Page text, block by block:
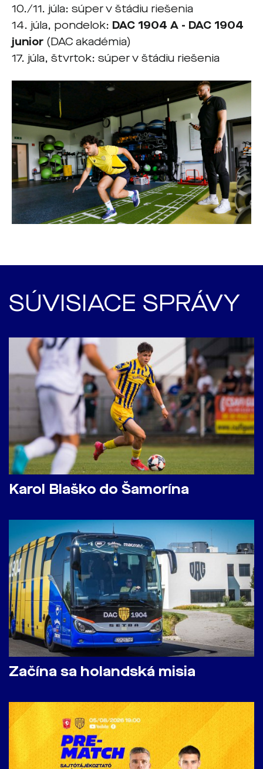
10./11. júla: súper v štádiu riešenia
14. júla, pondelok: DAC 1904 A - DAC 1904
junior (DAC akadémia)
17. júla, štvrtok: súper v štádiu riešenia
SÚVISIACE SPRÁVY
Karol Blaško do Šamorína
Začína sa holandská misia